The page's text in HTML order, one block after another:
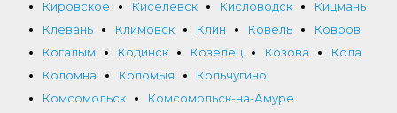
Кировское
Киселевск Кисловодск
Кицмань
Клевань
Климовск Клин Ковель
Ковров
Когалым
Кодинск Козелец Козова
Кола
Коломна
Коломыя
Кольчугино
Комсомольск
Комсомольск-на-Амуре